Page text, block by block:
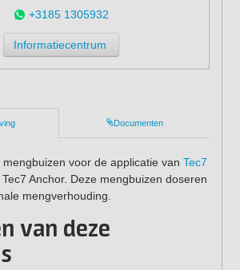
+3185 1305932
Informatiecentrum
Documenten
voor de applicatie van Tec7
Anchor. Deze mengbuizen doseren
mengverhouding.
van deze